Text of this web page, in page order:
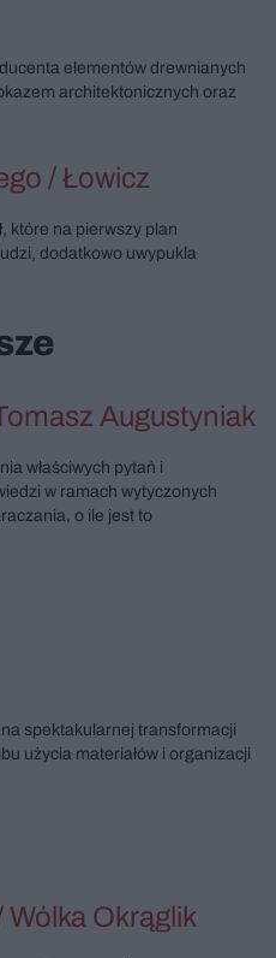
elementów drewnianych
architektonicznych oraz
/ Łowicz
które na pierwszy plan
dodatkowo uwypukla
Augustyniak
właściwych pytań i
w ramach wytyczonych
o ile jest to
spektakularnej transformacji
użycia materiałów i organizacji
Wólka Okrąglik